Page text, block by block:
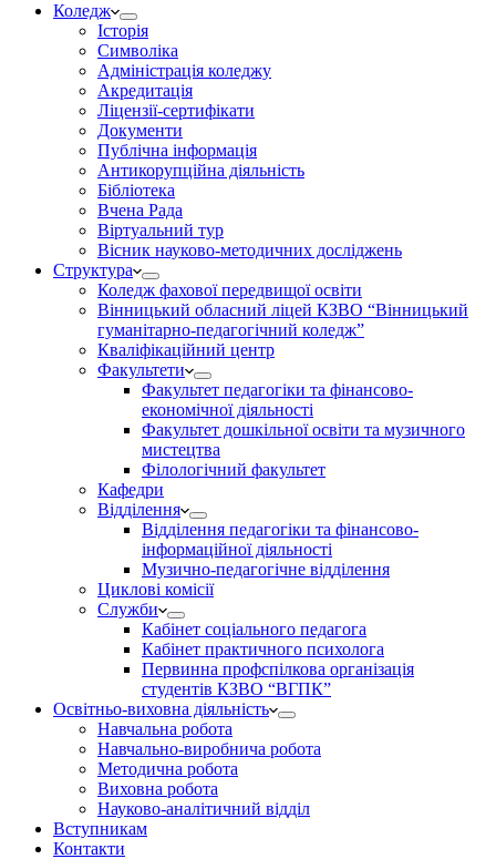
Коледж
Історія
Символіка
Адміністрація коледжу
Акредитація
Ліцензії-сертифікати
Документи
Публічна інформація
Антикорупційна діяльність
Бібліотека
Вчена Рада
Віртуальний тур
Вісник науково-методичних досліджень
Структура
Коледж фахової передвищої освіти
Вінницький обласний ліцей КЗВО “Вінницький
гуманітарно-педагогічний коледж”
Кваліфікаційний центр
Факультети
Факультет педагогіки та фінансово-
економічної діяльності
Факультет дошкільної освіти та музичного
мистецтва
Філологічний факультет
Кафедри
Відділення
Відділення педагогіки та фінансово-
інформаційної діяльності
Музично-педагогічне відділення
Циклові комісії
Служби
Кабінет соціального педагога
Кабінет практичного психолога
Первинна профспілкова організація
студентів КЗВО “ВГПК”
Освітньо-виховна діяльність
Навчальна робота
Навчально-виробнича робота
Методична робота
Виховна робота
Науково-аналітичний відділ
Вступникам
Контакти